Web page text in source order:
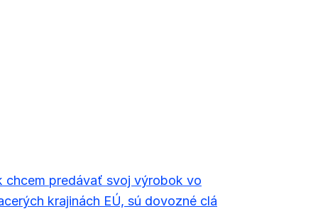
chcem predávať svoj výrobok vo
krajinách EÚ, sú dovozné clá